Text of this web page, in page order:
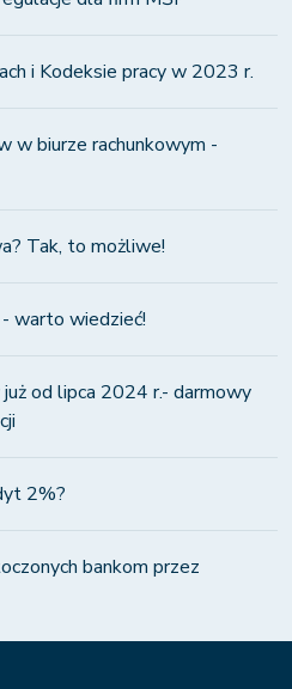
i Kodeksie pracy w 2023 r.
w biurze rachunkowym -
Tak, to możliwe!
warto wiedzieć!
od lipca 2024 r.- darmowy
2%?
bankom przez